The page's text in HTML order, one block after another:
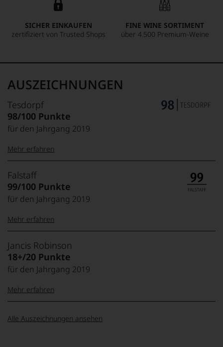
SICHER EINKAUFEN
zertifiziert von Trusted Shops
FINE WINE SORTIMENT
über 4.500 Premium-Weine
AUSZEICHNUNGEN
Tesdorpf
98/100 Punkte
für den Jahrgang 2019
99–100 Punkte:
95–98 Punkte:
85–89 Punkte:
Unter 85 Punkte:
Tesdorpf
Der
Name
Tesdorpf
für
»Fine
Wine«,
für
die
edlen
der
Welt,
kaum
ein
Mehr erfahren
Falstaff
99/100 Punkte
für den Jahrgang 2019
100-96 Punkte:
95-90 Punkte:
Falstaff
Das
unter
Weinliebhabern
unter
Feinschmeckern
beliebte
Mehr erfahren
Jancis Robinson
18+/20 Punkte
für den Jahrgang 2019
absolut outstanding,
Robinson
Mehr erfahren
Alle Auszeichnungen ansehen